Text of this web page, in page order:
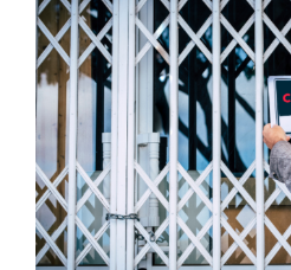
imagen
más
grande